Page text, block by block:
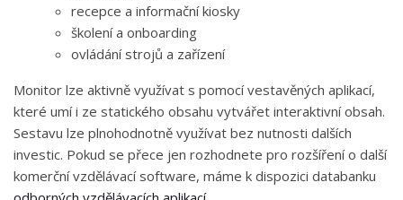
recepce a informační kiosky
školení a onboarding
ovládání strojů a zařízení
Monitor lze aktivně využívat s pomocí vestavěných aplikací,
které umí i ze statického obsahu vytvářet interaktivní obsah.
Sestavu lze plnohodnotně využívat bez nutnosti dalších
investic. Pokud se přece jen rozhodnete pro rozšíření o další
komerční vzdělávací software, máme k dispozici databanku